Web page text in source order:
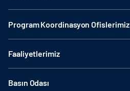
Program Koordinasyon Ofislerimiz
Faaliyetlerimiz
Basın Odası